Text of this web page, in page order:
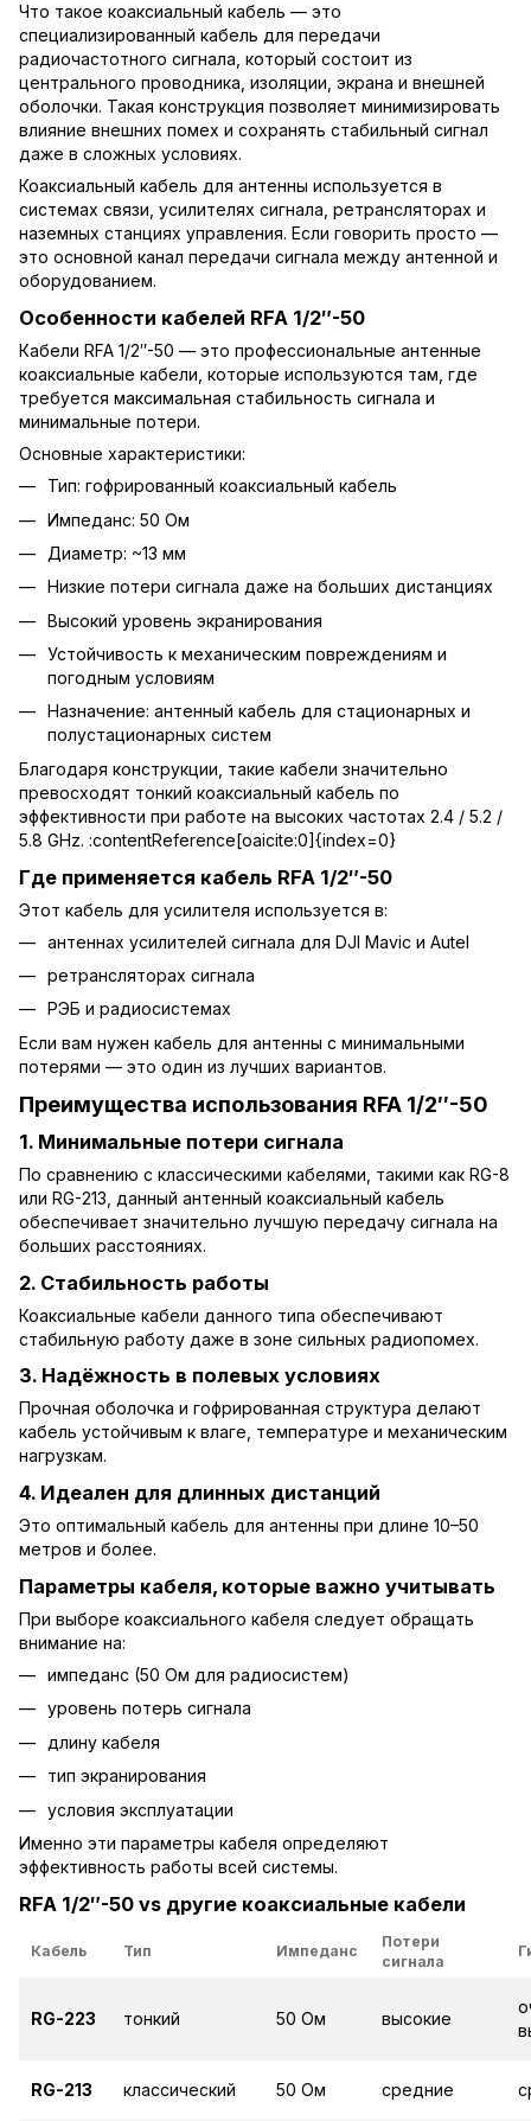
Что такое коаксиальный кабель — это
специализированный кабель для передачи
радиочастотного сигнала, который состоит из
центрального проводника, изоляции, экрана и внешней
оболочки. Такая конструкция позволяет минимизировать
влияние внешних помех и сохранять стабильный сигнал
даже в сложных условиях.
Коаксиальный кабель для антенны используется в
системах связи, усилителях сигнала, ретрансляторах и
наземных станциях управления. Если говорить просто —
это основной канал передачи сигнала между антенной и
оборудованием.
Особенности кабелей RFA 1/2″-50
Кабели RFA 1/2″-50 — это профессиональные антенные
коаксиальные кабели, которые используются там, где
требуется максимальная стабильность сигнала и
минимальные потери.
Основные характеристики:
Тип: гофрированный коаксиальный кабель
Импеданс: 50 Ом
Диаметр: ~13 мм
Низкие потери сигнала даже на больших дистанциях
Высокий уровень экранирования
Устойчивость к механическим повреждениям и
погодным условиям
Назначение: антенный кабель для стационарных и
полустационарных систем
Благодаря конструкции, такие кабели значительно
превосходят тонкий коаксиальный кабель по
эффективности при работе на высоких частотах 2.4 / 5.2 /
5.8 GHz. :contentReference[oaicite:0]{index=0}
Где применяется кабель RFA 1/2″-50
Этот кабель для усилителя используется в:
антеннах усилителей сигнала для DJI Mavic и Autel
ретрансляторах сигнала
РЭБ и радиосистемах
Если вам нужен кабель для антенны с минимальными
потерями — это один из лучших вариантов.
Преимущества использования RFA 1/2″-50
1. Минимальные потери сигнала
По сравнению с классическими кабелями, такими как RG-8
или RG-213, данный антенный коаксиальный кабель
обеспечивает значительно лучшую передачу сигнала на
больших расстояниях.
2. Стабильность работы
Коаксиальные кабели данного типа обеспечивают
стабильную работу даже в зоне сильных радиопомех.
3. Надёжность в полевых условиях
Прочная оболочка и гофрированная структура делают
кабель устойчивым к влаге, температуре и механическим
нагрузкам.
4. Идеален для длинных дистанций
Это оптимальный кабель для антенны при длине 10–50
метров и более.
Параметры кабеля, которые важно учитывать
При выборе коаксиального кабеля следует обращать
внимание на:
импеданс (50 Ом для радиосистем)
уровень потерь сигнала
длину кабеля
тип экранирования
условия эксплуатации
Именно эти параметры кабеля определяют
эффективность работы всей системы.
RFA 1/2″-50 vs другие коаксиальные кабели
Кабель Тип Импеданс
Потери
сигнала
RG-223 тонкий 50 Ом высокие
RG-213 классический 50 Ом средние